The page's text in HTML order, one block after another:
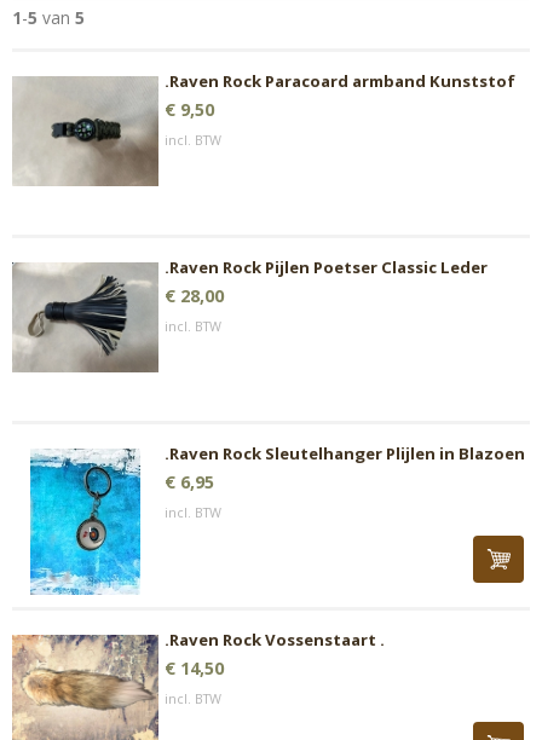
1-5 van 5
.Raven Rock Paracoard armband Kunststof
€ 9,50
incl. BTW
.Raven Rock Pijlen Poetser Classic Leder
€ 28,00
incl. BTW
.Raven Rock Sleutelhanger Plijlen in Blazoen
€ 6,95
incl. BTW
.Raven Rock Vossenstaart .
€ 14,50
incl. BTW